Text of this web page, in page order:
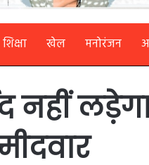
शिक्षा खेल मनोरंजन
नहीं